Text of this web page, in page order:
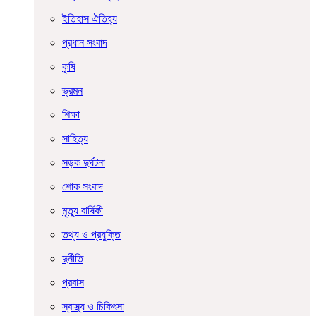
ইতিহাস ঐতিহ্য
প্রধান সংবাদ
কৃষি
ভ্রমন
শিক্ষা
সাহিত্য
সড়ক দুর্ঘটনা
শোক সংবাদ
মৃত্যু বার্ষিকী
তথ্য ও প্রযুক্তি
দুর্নীতি
প্রবাস
স্বাস্থ্য ও চিকিৎসা